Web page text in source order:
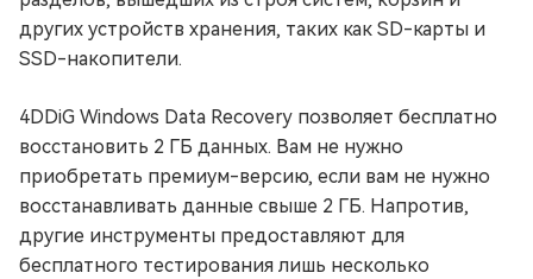
других устройств хранения, таких как SD-карты и
SSD-накопители.
4DDiG Windows Data Recovery позволяет бесплатно
восстановить 2 ГБ данных. Вам не нужно
приобретать премиум-версию, если вам не нужно
восстанавливать данные свыше 2 ГБ. Напротив,
другие инструменты предоставляют для
бесплатного тестирования лишь несколько